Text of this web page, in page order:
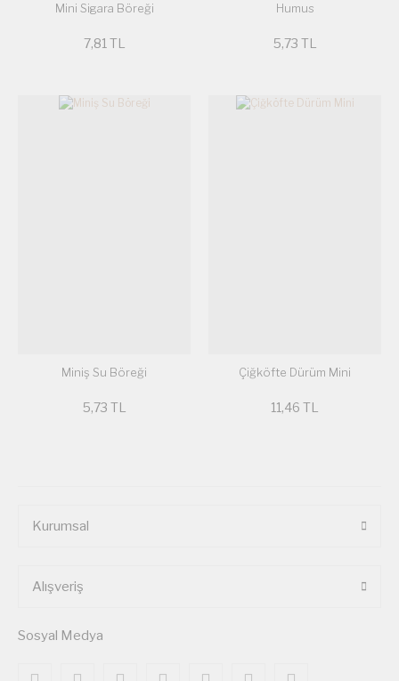
Mini Sigara Böreği
7,81 TL
Humus
5,73 TL
Miniş Su Böreği
5,73 TL
Çiğköfte Dürüm Mini
11,46 TL
Kurumsal
Alışveriş
Sosyal Medya